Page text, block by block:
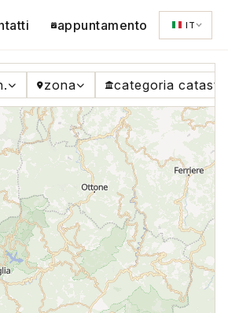
appuntamento IT
zona categoria